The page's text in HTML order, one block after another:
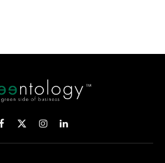
Facebook
X
(Twitter)
InstagramLinkedIn